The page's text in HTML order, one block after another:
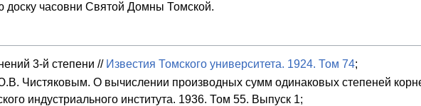
доску часовни Святой Домны Томской.
3-й степени // Известия Томского университета. 1924. Том 74;
Чистяковым. О вычислении производных сумм одинаковых степеней
индустриального института. 1936. Том 55. Выпуск 1;